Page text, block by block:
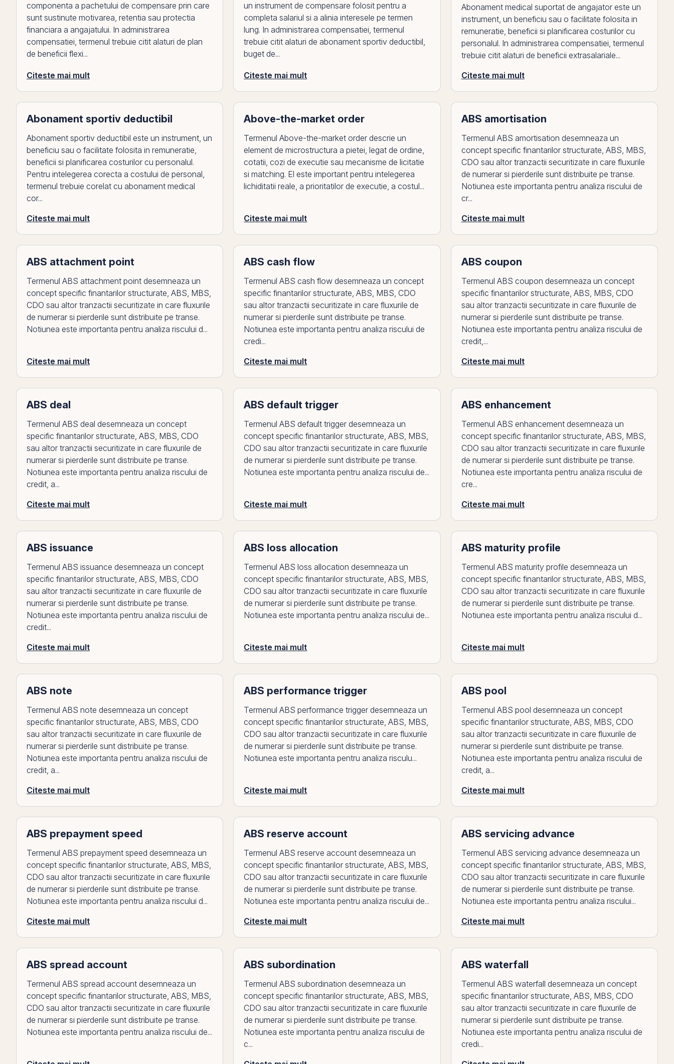
componenta a pachetului de compensare prin care
sunt sustinute motivarea, retentia sau protectia
financiara a angajatului. In administrarea
compensatiei, termenul trebuie citit alaturi de plan
de beneficii flexi...
Citeste mai mult
un instrument de compensare folosit pentru a
completa salariul si a alinia interesele pe termen
lung. In administrarea compensatiei, termenul
trebuie citit alaturi de abonament sportiv deductibil,
buget de...
Citeste mai mult
Abonament medical suportat de angajator este un
instrument, un beneficiu sau o facilitate folosita in
remuneratie, beneficii si planificarea costurilor cu
personalul. In administrarea compensatiei, termenul
trebuie citit alaturi de beneficii extrasalariale...
Citeste mai mult
Abonament sportiv deductibil
Abonament sportiv deductibil este un instrument, un
beneficiu sau o facilitate folosita in remuneratie,
beneficii si planificarea costurilor cu personalul.
Pentru intelegerea corecta a costului de personal,
termenul trebuie corelat cu abonament medical
cor...
Citeste mai mult
Above-the-market order
Termenul Above-the-market order descrie un
element de microstructura a pietei, legat de ordine,
cotatii, cozi de executie sau mecanisme de licitatie
si matching. El este important pentru intelegerea
lichiditatii reale, a prioritatilor de executie, a costul...
Citeste mai mult
ABS amortisation
Termenul ABS amortisation desemneaza un
concept specific finantarilor structurate, ABS, MBS,
CDO sau altor tranzactii securitizate in care fluxurile
de numerar si pierderile sunt distribuite pe transe.
Notiunea este importanta pentru analiza riscului de
cr...
Citeste mai mult
ABS attachment point
Termenul ABS attachment point desemneaza un
concept specific finantarilor structurate, ABS, MBS,
CDO sau altor tranzactii securitizate in care fluxurile
de numerar si pierderile sunt distribuite pe transe.
Notiunea este importanta pentru analiza riscului d...
Citeste mai mult
ABS cash flow
Termenul ABS cash flow desemneaza un concept
specific finantarilor structurate, ABS, MBS, CDO
sau altor tranzactii securitizate in care fluxurile de
numerar si pierderile sunt distribuite pe transe.
Notiunea este importanta pentru analiza riscului de
credi...
Citeste mai mult
ABS coupon
Termenul ABS coupon desemneaza un concept
specific finantarilor structurate, ABS, MBS, CDO
sau altor tranzactii securitizate in care fluxurile de
numerar si pierderile sunt distribuite pe transe.
Notiunea este importanta pentru analiza riscului de
credit,...
Citeste mai mult
ABS deal
Termenul ABS deal desemneaza un concept
specific finantarilor structurate, ABS, MBS, CDO
sau altor tranzactii securitizate in care fluxurile de
numerar si pierderile sunt distribuite pe transe.
Notiunea este importanta pentru analiza riscului de
credit, a...
Citeste mai mult
ABS default trigger
Termenul ABS default trigger desemneaza un
concept specific finantarilor structurate, ABS, MBS,
CDO sau altor tranzactii securitizate in care fluxurile
de numerar si pierderile sunt distribuite pe transe.
Notiunea este importanta pentru analiza riscului de...
Citeste mai mult
ABS enhancement
Termenul ABS enhancement desemneaza un
concept specific finantarilor structurate, ABS, MBS,
CDO sau altor tranzactii securitizate in care fluxurile
de numerar si pierderile sunt distribuite pe transe.
Notiunea este importanta pentru analiza riscului de
cre...
Citeste mai mult
ABS issuance
Termenul ABS issuance desemneaza un concept
specific finantarilor structurate, ABS, MBS, CDO
sau altor tranzactii securitizate in care fluxurile de
numerar si pierderile sunt distribuite pe transe.
Notiunea este importanta pentru analiza riscului de
credit...
Citeste mai mult
ABS loss allocation
Termenul ABS loss allocation desemneaza un
concept specific finantarilor structurate, ABS, MBS,
CDO sau altor tranzactii securitizate in care fluxurile
de numerar si pierderile sunt distribuite pe transe.
Notiunea este importanta pentru analiza riscului de...
Citeste mai mult
ABS maturity profile
Termenul ABS maturity profile desemneaza un
concept specific finantarilor structurate, ABS, MBS,
CDO sau altor tranzactii securitizate in care fluxurile
de numerar si pierderile sunt distribuite pe transe.
Notiunea este importanta pentru analiza riscului d...
Citeste mai mult
ABS note
Termenul ABS note desemneaza un concept
specific finantarilor structurate, ABS, MBS, CDO
sau altor tranzactii securitizate in care fluxurile de
numerar si pierderile sunt distribuite pe transe.
Notiunea este importanta pentru analiza riscului de
credit, a...
Citeste mai mult
ABS performance trigger
Termenul ABS performance trigger desemneaza un
concept specific finantarilor structurate, ABS, MBS,
CDO sau altor tranzactii securitizate in care fluxurile
de numerar si pierderile sunt distribuite pe transe.
Notiunea este importanta pentru analiza risculu...
Citeste mai mult
ABS pool
Termenul ABS pool desemneaza un concept
specific finantarilor structurate, ABS, MBS, CDO
sau altor tranzactii securitizate in care fluxurile de
numerar si pierderile sunt distribuite pe transe.
Notiunea este importanta pentru analiza riscului de
credit, a...
Citeste mai mult
ABS prepayment speed
Termenul ABS prepayment speed desemneaza un
concept specific finantarilor structurate, ABS, MBS,
CDO sau altor tranzactii securitizate in care fluxurile
de numerar si pierderile sunt distribuite pe transe.
Notiunea este importanta pentru analiza riscului d...
Citeste mai mult
ABS reserve account
Termenul ABS reserve account desemneaza un
concept specific finantarilor structurate, ABS, MBS,
CDO sau altor tranzactii securitizate in care fluxurile
de numerar si pierderile sunt distribuite pe transe.
Notiunea este importanta pentru analiza riscului de...
Citeste mai mult
ABS servicing advance
Termenul ABS servicing advance desemneaza un
concept specific finantarilor structurate, ABS, MBS,
CDO sau altor tranzactii securitizate in care fluxurile
de numerar si pierderile sunt distribuite pe transe.
Notiunea este importanta pentru analiza riscului...
Citeste mai mult
ABS spread account
Termenul ABS spread account desemneaza un
concept specific finantarilor structurate, ABS, MBS,
CDO sau altor tranzactii securitizate in care fluxurile
de numerar si pierderile sunt distribuite pe transe.
Notiunea este importanta pentru analiza riscului de...
ABS subordination
Termenul ABS subordination desemneaza un
concept specific finantarilor structurate, ABS, MBS,
CDO sau altor tranzactii securitizate in care fluxurile
de numerar si pierderile sunt distribuite pe transe.
Notiunea este importanta pentru analiza riscului de
c...
ABS waterfall
Termenul ABS waterfall desemneaza un concept
specific finantarilor structurate, ABS, MBS, CDO
sau altor tranzactii securitizate in care fluxurile de
numerar si pierderile sunt distribuite pe transe.
Notiunea este importanta pentru analiza riscului de
credi...